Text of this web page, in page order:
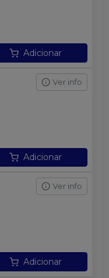
Adicionar
Ver info
Adicionar
Ver info
Adicionar